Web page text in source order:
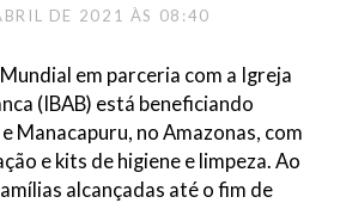
DE 2021 ÀS 08:40
em parceria com a Igreja
(IBAB) está beneficiando
Manacapuru, no Amazonas, com
e kits de higiene e limpeza. Ao
alcançadas até o fim de